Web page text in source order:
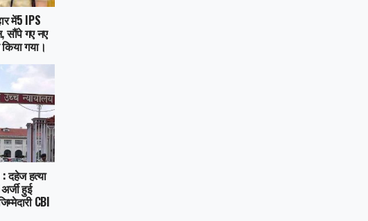
में5 IPS
सौंपे गए नए
किया गया।
दहेज हत्या
हुई
CBI